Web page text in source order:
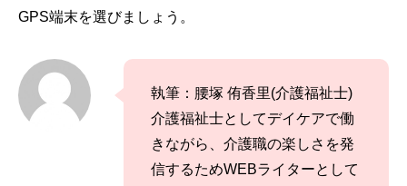
GPS端末を選びましょう。
執筆：腰塚 侑香里(介護福祉士)
介護福祉士としてデイケアで働
きながら、介護職の楽しさを発
信するためWEBライターとして